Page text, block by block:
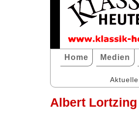
Home Medien
Albert Lortzing